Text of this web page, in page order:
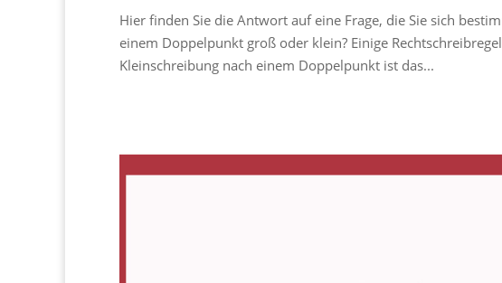
Hier finden Sie die Antwort auf eine Frage, die Sie sich
einem Doppelpunkt groß oder klein? Einige
Kleinschreibung nach einem Doppelpunkt ist das...